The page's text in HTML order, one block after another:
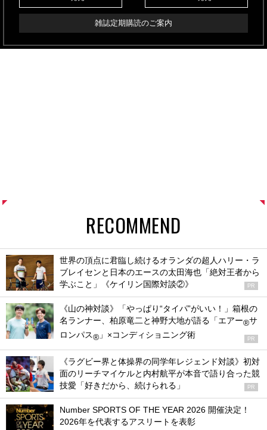
雑誌定期購読のご案内
RECOMMEND
世界の頂点に君臨し続けるオランダの超人ハリー・ラ
ブレイセンと日本のエースの太田海也「絶対王者から
学ぶこと」《ケイリン国際対談②》
PR
《山の神対談》「やっぱり“タイパ”がいい！」箱根の
名ランナー、柏原竜二と神野大地が語る「エアー®サ
ロンパス® 」×コンディショニング術 PR
《ラグビー界と体操界の同学年レジェンド対談》初対
面のリーチマイケルと内村航平が本音で語り合った競
技愛「好きだから、続けられる」
PR
Number SPORTS OF THE YEAR 2026 開催決定！
2026年を代表するアスリートを表彰